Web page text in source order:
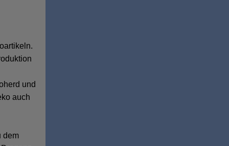
und
auch
dem